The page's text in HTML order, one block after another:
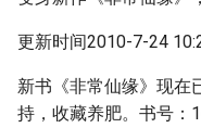
更新时间2010-7-24
新书《非常仙缘》现在
持，收藏养肥。书号：